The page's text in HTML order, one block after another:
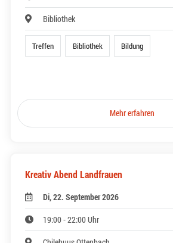
Bibliothek
Treffen Bibliothek Bildung
Mehr erfahren
Kreativ Abend Landfrauen
Di, 22. September 2026
19:00 - 22:00 Uhr